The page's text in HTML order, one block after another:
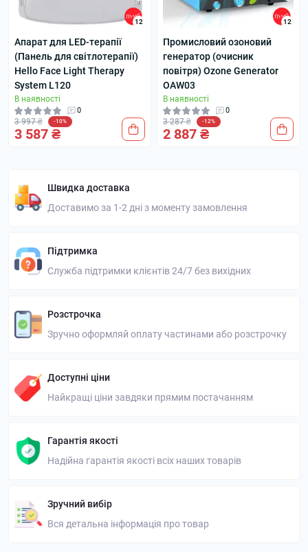
12
Апарат для LED-терапії
(Панель для світлотерапії)
Hello Face Light Therapy
System L120
В наявності
0
3 997 ₴ -10%
3 587 ₴
12
Промисловий озоновий
генератор (очисник
повітря) Ozone Generator
OAW03
В наявності
0
3 287 ₴ -12%
2 887 ₴
Швидка доставка
Доставимо за 1-2 дні з моменту замовлення
Підтримка
Служба підтримки клієнтів 24/7 без вихідних
Розстрочка
Зручно оформляй оплату частинами або розстрочку
Доступні ціни
Найкращі ціни завдяки прямим постачанням
Гарантія якості
Надійна гарантія якості всіх наших товарів
Зручний вибір
Вся детальна інформація про товар